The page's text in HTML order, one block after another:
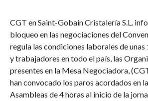
CGT en Saint-Gobain Cristalería S.L.
bloqueo en las negociaciones del
regula las condiciones laborales de
y trabajadores en todo el país, las
presentes en la Mesa Negociadora,
han convocado los paros acordados en
Asambleas de 4 horas al inicio de la